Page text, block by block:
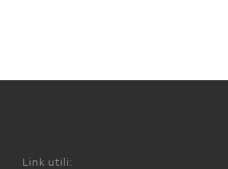
Link utili: